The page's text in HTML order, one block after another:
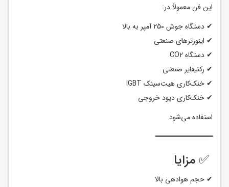
این فن معمولاً در:
✔ دستگاه جوش 250 آمپر به بالا
✔ اینورترهای صنعتی
✔ دستگاه CO2
✔ رکتیفایر صنعتی
✔ خنک‌کاری هیت‌سینک IGBT
✔ خنک‌کاری دیود خروجی
استفاده می‌شود.
━━━━━━━━━━━━━━
✅ مزایا
✔ حجم هوادهی بالا